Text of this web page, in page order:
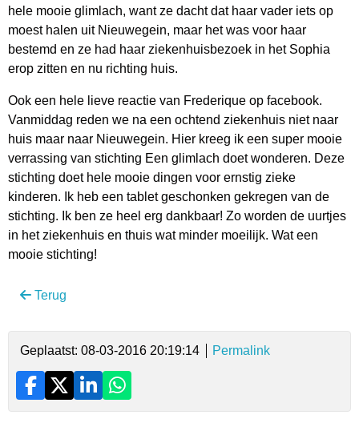
hele mooie glimlach, want ze dacht dat haar vader iets op
moest halen uit Nieuwegein, maar het was voor haar
bestemd en ze had haar ziekenhuisbezoek in het Sophia
erop zitten en nu richting huis.
Ook een hele lieve reactie van Frederique op facebook.
Vanmiddag reden we na een ochtend ziekenhuis niet naar
huis maar naar Nieuwegein. Hier kreeg ik een super mooie
verrassing van stichting Een glimlach doet wonderen. Deze
stichting doet hele mooie dingen voor ernstig zieke
kinderen. Ik heb een tablet geschonken gekregen van de
stichting. Ik ben ze heel erg dankbaar! Zo worden de uurtjes
in het ziekenhuis en thuis wat minder moeilijk. Wat een
mooie stichting!
Terug
Geplaatst: 08-03-2016 20:19:14 Permalink